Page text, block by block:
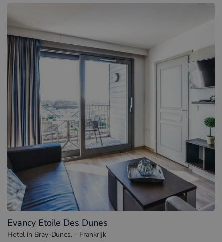
Evancy Etoile Des Dunes
Hotel in Bray-Dunes. - Frankrijk